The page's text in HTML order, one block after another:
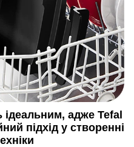
адже Tefal
підхід у створенні